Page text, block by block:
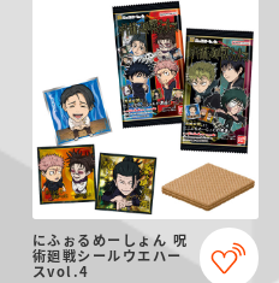
にふぉるめーしょん 呪
術廻戦シールウエハー
スvol.4